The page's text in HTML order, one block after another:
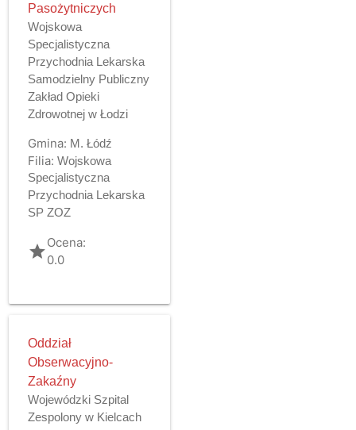
Pasożytniczych
Wojskowa
Specjalistyczna
Przychodnia Lekarska
Samodzielny Publiczny
Zakład Opieki
Zdrowotnej w Łodzi
Gmina: M. Łódź
Filia: Wojskowa
Specjalistyczna
Przychodnia Lekarska
SP ZOZ
gradeOcena:
0.0
Oddział
Obserwacyjno-
Zakaźny
Wojewódzki Szpital
Zespolony w Kielcach